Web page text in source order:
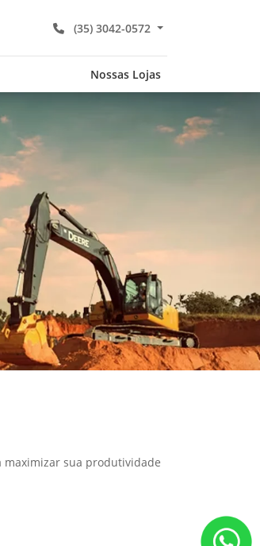
(35) 3042-0572
Nossas Lojas
maximizar sua produtividade